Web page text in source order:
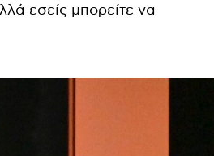
εσείς μπορείτε να